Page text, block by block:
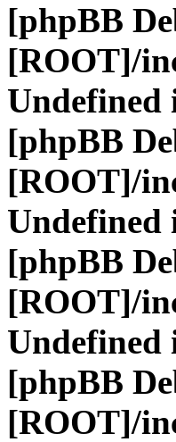
[phpBB
[ROOT]/
Undefined
[phpBB
[ROOT]/
Undefined
[phpBB
[ROOT]/
Undefined
[phpBB
[ROOT]/